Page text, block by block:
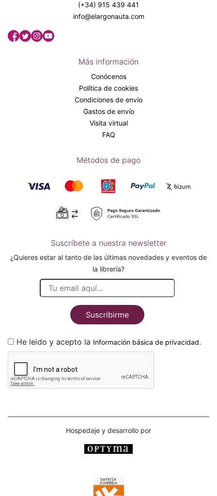
(+34) 915 439 441
info@elargonauta.com
Más información
Conócenos
Política de cookies
Condiciones de envío
Gastos de envío
Visita virtual
FAQ
Métodos de pago
Suscríbete a nuestra newsletter
¿Quieres estar al tanto de las últimas novedades y eventos de
la librería?
Suscribirme
He leido y acepto la Información básica de privacidad.
Hospedaje y desarrollo por